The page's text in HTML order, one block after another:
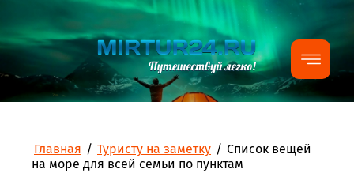
Главная / Туристу на заметку / Список вещей
на море для всей семьи по пунктам